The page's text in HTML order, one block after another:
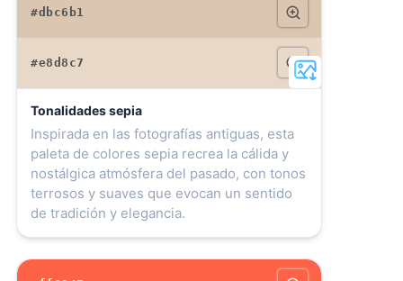
#dbc6b1
#e8d8c7
Tonalidades sepia
Inspirada en las fotografías antiguas, esta
paleta de colores sepia recrea la cálida y
nostálgica atmósfera del pasado, con tonos
terrosos y suaves que evocan un sentido
de tradición y elegancia.